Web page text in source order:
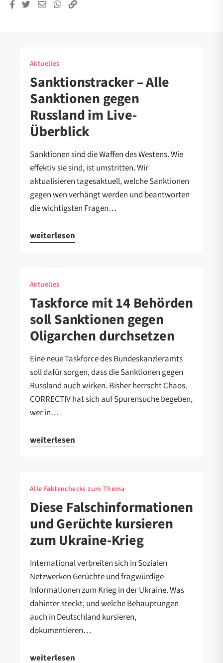
Aktuelles
Sanktionstracker – Alle
Sanktionen gegen
Russland im Live-
Überblick
Sanktionen sind die Waffen des Westens. Wie
effektiv sie sind, ist umstritten. Wir
aktualisieren tagesaktuell, welche Sanktionen
gegen wen verhängt werden und beantworten
die wichtigsten Fragen…
weiterlesen
Aktuelles
Taskforce mit 14 Behörden
soll Sanktionen gegen
Oligarchen durchsetzen
Eine neue Taskforce des Bundeskanzleramts
soll dafür sorgen, dass die Sanktionen gegen
Russland auch wirken. Bisher herrscht Chaos.
CORRECTIV hat sich auf Spurensuche begeben,
wer in…
weiterlesen
Alle Faktenchecks zum Thema
Diese Falschinformationen
und Gerüchte kursieren
zum Ukraine-Krieg
International verbreiten sich in Sozialen
Netzwerken Gerüchte und fragwürdige
Informationen zum Krieg in der Ukraine. Was
dahinter steckt, und welche Behauptungen
auch in Deutschland kursieren,
dokumentieren…
weiterlesen